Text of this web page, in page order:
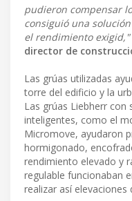
pudieron compensar
consiguió una
el rendimiento exigid,"
director de
Las grúas utilizadas
torre del edificio y la
Las grúas Liebherr con
inteligentes, como el
Micromove, ayudaron
hormigonado,
rendimiento elevado y
regulable funcionaban
realizar así